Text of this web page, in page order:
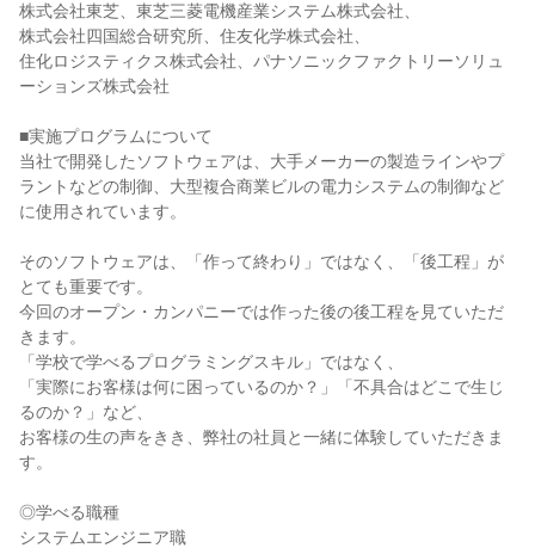
株式会社東芝、東芝三菱電機産業システム株式会社、
株式会社四国総合研究所、住友化学株式会社、
住化ロジスティクス株式会社、パナソニックファクトリーソリュ
ーションズ株式会社
■実施プログラムについて
当社で開発したソフトウェアは、大手メーカーの製造ラインやプ
ラントなどの制御、大型複合商業ビルの電力システムの制御など
に使用されています。
そのソフトウェアは、「作って終わり」ではなく、「後工程」が
とても重要です。
今回のオープン・カンパニーでは作った後の後工程を見ていただ
きます。
「学校で学べるプログラミングスキル」ではなく、
「実際にお客様は何に困っているのか？」「不具合はどこで生じ
るのか？」など、
お客様の生の声をきき、弊社の社員と一緒に体験していただきま
す。
◎学べる職種
システムエンジニア職